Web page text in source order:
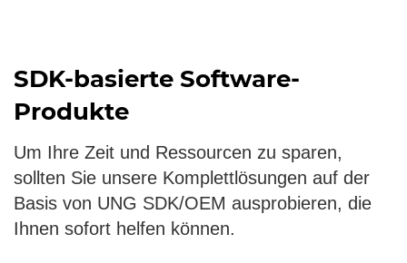
SDK-basierte Software-
Produkte
Um Ihre Zeit und Ressourcen zu sparen,
sollten Sie unsere Komplettlösungen auf der
Basis von UNG SDK/OEM ausprobieren, die
Ihnen sofort helfen können.